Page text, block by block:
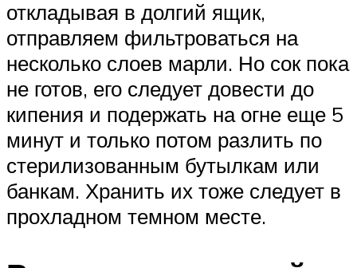
откладывая в долгий ящик,
отправляем фильтроваться на
несколько слоев марли. Но сок пока
не готов, его следует довести до
кипения и подержать на огне еще 5
минут и только потом разлить по
стерилизованным бутылкам или
банкам. Хранить их тоже следует в
прохладном темном месте.